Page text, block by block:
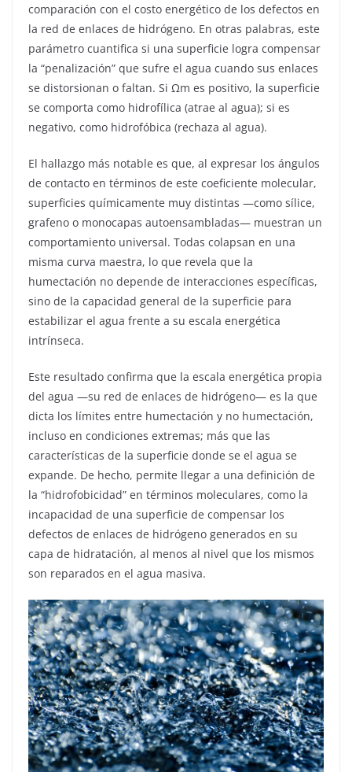
comparación con el costo energético de los defectos en
la red de enlaces de hidrógeno. En otras palabras, este
parámetro cuantifica si una superficie logra compensar
la “penalización” que sufre el agua cuando sus enlaces
se distorsionan o faltan. Si Ωm es positivo, la superficie
se comporta como hidrofílica (atrae al agua); si es
negativo, como hidrofóbica (rechaza al agua).
El hallazgo más notable es que, al expresar los ángulos
de contacto en términos de este coeficiente molecular,
superficies químicamente muy distintas —como sílice,
grafeno o monocapas autoensambladas— muestran un
comportamiento universal. Todas colapsan en una
misma curva maestra, lo que revela que la
humectación no depende de interacciones específicas,
sino de la capacidad general de la superficie para
estabilizar el agua frente a su escala energética
intrínseca.
Este resultado confirma que la escala energética propia
del agua —su red de enlaces de hidrógeno— es la que
dicta los límites entre humectación y no humectación,
incluso en condiciones extremas; más que las
características de la superficie donde se el agua se
expande. De hecho, permite llegar a una definición de
la “hidrofobicidad” en términos moleculares, como la
incapacidad de una superficie de compensar los
defectos de enlaces de hidrógeno generados en su
capa de hidratación, al menos al nivel que los mismos
son reparados en el agua masiva.